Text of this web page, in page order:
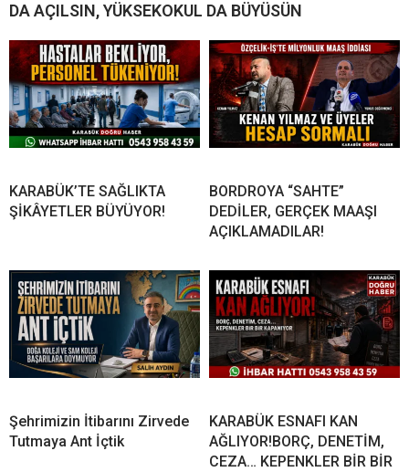
DA AÇILSIN, YÜKSEKOKUL DA BÜYÜSÜN
KARABÜK’TE SAĞLIKTA
ŞİKÂYETLER BÜYÜYOR!
BORDROYA “SAHTE”
DEDİLER, GERÇEK MAAŞI
AÇIKLAMADILAR!
Şehrimizin İtibarını Zirvede
Tutmaya Ant İçtik
KARABÜK ESNAFI KAN
AĞLIYOR!BORÇ, DENETİM,
CEZA… KEPENKLER BİR BİR